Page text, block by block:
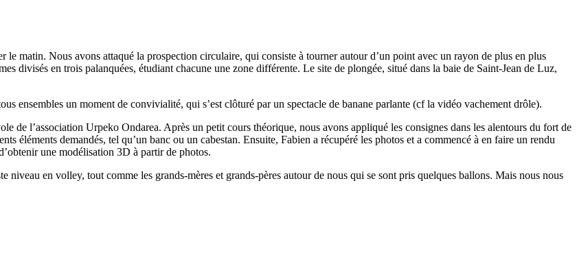
matin. Nous avons attaqué la prospection circulaire, qui consiste à tourner autour d’un point avec un rayon de plus en plus
divisés en trois palanquées, étudiant chacune une zone différente. Le site de plongée, situé dans la baie de Saint-Jean de Luz,
ensembles un moment de convivialité, qui s’est clôturé par un spectacle de banane parlante (cf la vidéo vachement drôle).
de l’association Urpeko Ondarea. Après un petit cours théorique, nous avons appliqué les consignes dans les alentours du fort de
éléments demandés, tel qu’un banc ou un cabestan. Ensuite, Fabien a récupéré les photos et a commencé à en faire un rendu
une modélisation 3D à partir de photos.
niveau en volley, tout comme les grands-mères et grands-pères autour de nous qui se sont pris quelques ballons. Mais nous nous